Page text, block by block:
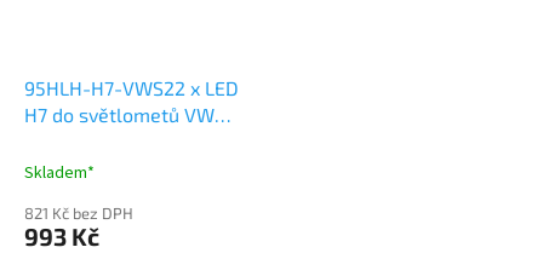
95HLH-H7-VWS22 x LED
H7 do světlometů VW
Bus, ECE-R10
Skladem*
821 Kč bez DPH
993 Kč